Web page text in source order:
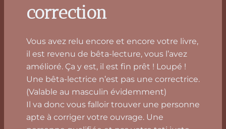
correction
Vous avez relu encore et encore votre livre,
il est revenu de bêta-lecture, vous l’avez
amélioré. Ça y est, il est fin prêt ! Loupé !
Une bêta-lectrice n’est pas une correctrice.
(Valable au masculin évidemment)
Il va donc vous falloir trouver une personne
apte à corriger votre ouvrage. Une